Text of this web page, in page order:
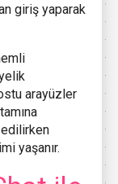
giriş yaparak
arayüzler
yaşanır.